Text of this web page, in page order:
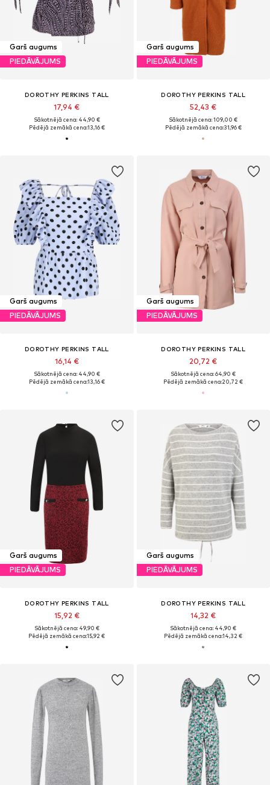
Garš augums
PIEDĀVĀJUMS
DOROTHY PERKINS TALL
17,94 €
Sākotnējā cena: 44,90 €
Pēdējā zemākā cena:13,16 €
Garš augums
PIEDĀVĀJUMS
DOROTHY PERKINS TALL
52,43 €
Sākotnējā cena: 109,00 €
Pēdējā zemākā cena:31,96 €
Garš augums
PIEDĀVĀJUMS
DOROTHY PERKINS TALL
16,14 €
Sākotnējā cena: 44,90 €
Pēdējā zemākā cena:13,16 €
Garš augums
PIEDĀVĀJUMS
DOROTHY PERKINS TALL
20,72 €
Sākotnējā cena: 64,90 €
Pēdējā zemākā cena:20,72 €
Garš augums
PIEDĀVĀJUMS
DOROTHY PERKINS TALL
15,92 €
Sākotnējā cena: 49,90 €
Pēdējā zemākā cena:15,92 €
Garš augums
PIEDĀVĀJUMS
DOROTHY PERKINS TALL
14,32 €
Sākotnējā cena: 44,90 €
Pēdējā zemākā cena:14,32 €